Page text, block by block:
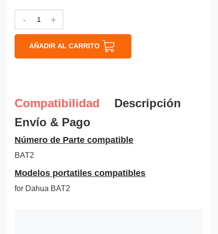
- +
AÑADIR AL CARRITO
Compatibilidad
Descripción
Envío & Pago
Número de Parte compatible
BAT2
Modelos portatiles compatibles
for Dahua BAT2